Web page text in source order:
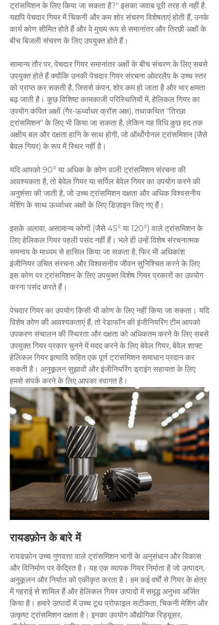
ट्रांसमिशन के लिए किया जा सकता है?" इसका जवाब पूरी तरह से नहीं है.
यद्यपि पेचदार गियर में चिकनी और कम शोर संचरण विशेषताएं होती हैं, उनके
कार्य कोण सीमित होते हैं और वे मुख्य रूप से समानांतर और तिरछी अक्षों के
बीच बिजली संचरण के लिए उपयुक्त होते हैं।
सामान्य तौर पर, पेचदार गियर समानांतर अक्षों के बीच संचरण के लिए सबसे
उपयुक्त होते हैं क्योंकि उनकी पेचदार गियर संरचना ओवरलैप के उच्च स्तर
को प्राप्त कर सकती है, जिससे कंपन, शोर कम हो जाता है और भार क्षमता
बढ़ जाती है। कुछ विशिष्ट कामकाजी परिस्थितियों में, हेलिकल गियर का
उपयोग कंपित अक्षों (गैर-ऊर्ध्वाधर क्रॉस अक्ष), तथाकथित "तिरछा
ट्रांसमिशन" के लिए भी किया जा सकता है, लेकिन यह विधि कुछ हद तक
अक्षीय बल और दक्षता हानि के साथ होगी, जो ऑर्थोगोनल ट्रांसमिशन (जैसे
बेवल गियर) के रूप में स्थिर नहीं है।
यदि आपको 90° या अधिक के कोण वाली ट्रांसमिशन संरचना की
आवश्यकता है, तो बेवेल गियर या सर्पिल बेवेल गियर का उपयोग करने की
अनुशंसा की जाती है, जो उच्च ट्रांसमिशन दक्षता और अधिक विश्वसनीय
मेशिंग के साथ ऊर्ध्वाधर अक्षों के लिए डिज़ाइन किए गए हैं।
इसके अलावा, असामान्य कोणों (जैसे 45° या 120°) वाले ट्रांसमिशन के
लिए हेलिकल गियर पहली पसंद नहीं हैं। भले ही उन्हें विशेष संरचनात्मक
समन्वय के माध्यम से हासिल किया जा सकता है, फिर भी अधिकांश
इंजीनियर उचित संरचना और विश्वसनीय जीवन सुनिश्चित करने के लिए
इस कोण पर ट्रांसमिशन के लिए उपयुक्त विशेष गियर प्रकारों का उपयोग
करना पसंद करते हैं।
पेचदार गियर का उपयोग किसी भी कोण के लिए नहीं किया जा सकता। यदि
विशेष कोण की आवश्यकताएं हैं, तो रेडाफॉन की इंजीनियरिंग टीम आपको
उपकरण संचालन की स्थिरता और दक्षता को अधिकतम करने के लिए सबसे
उपयुक्त गियर प्रकार चुनने में मदद करने के लिए बेवेल गियर, बेवेल शाफ्ट
हेलिकल गियर इत्यादि सहित एक पूर्ण ट्रांसमिशन समाधान प्रदान कर
सकती है। अनुकूलन सुझावों और इंजीनियरिंग ड्राइंग सहायता के लिए
हमसे संपर्क करने के लिए आपका स्वागत है।
रायडफ़ोन के बारे में
रायडफ़ोन उच्च गुणवत्ता वाले ट्रांसमिशन भागों के अनुसंधान और विकास
और विनिर्माण पर केंद्रित है। यह एक व्यापक गियर निर्माता है जो उत्पादन,
अनुकूलन और निर्यात को एकीकृत करता है। हम कई वर्षों से गियर के क्षेत्र
में गहराई से शामिल हैं और हेलिकल गियर उत्पादों में समृद्ध अनुभव अर्जित
किया है। हमारे उत्पादों में उच्च टूथ प्रोफाइल सटीकता, चिकनी मेशिंग और
उत्कृष्ट ट्रांसमिशन दक्षता है। इनका उपयोग औद्योगिक रिड्यूसर,